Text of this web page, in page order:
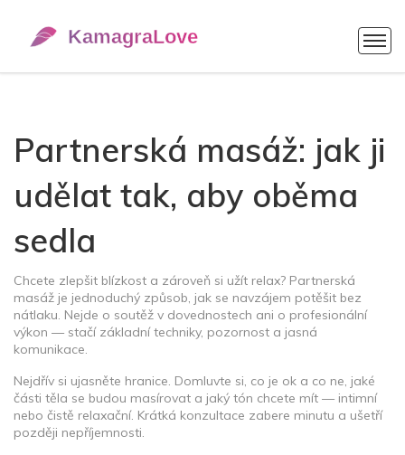
Partnerská masáž: jak ji
udělat tak, aby oběma
sedla
Chcete zlepšit blízkost a zároveň si užít relax? Partnerská
masáž je jednoduchý způsob, jak se navzájem potěšit bez
nátlaku. Nejde o soutěž v dovednostech ani o profesionální
výkon — stačí základní techniky, pozornost a jasná
komunikace.
Nejdřív si ujasněte hranice. Domluvte si, co je ok a co ne, jaké
části těla se budou masírovat a jaký tón chcete mít — intimní
nebo čistě relaxační. Krátká konzultace zabere minutu a ušetří
později nepříjemnosti.